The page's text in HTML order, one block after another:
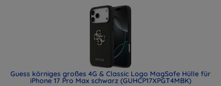
Guess körniges großes 4G & Classic Logo MagSafe Hülle für
iPhone 17 Pro Max schwarz (GUHCP17XPGT4MBK)